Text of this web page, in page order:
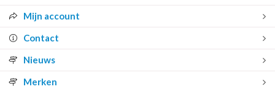
Mijn account
Contact
Nieuws
Merken